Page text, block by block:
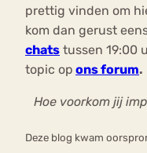
prettig vinden om
kom dan gerust
chats tussen 19:00
topic op ons forum.
Hoe voorkom jij
Deze blog kwam